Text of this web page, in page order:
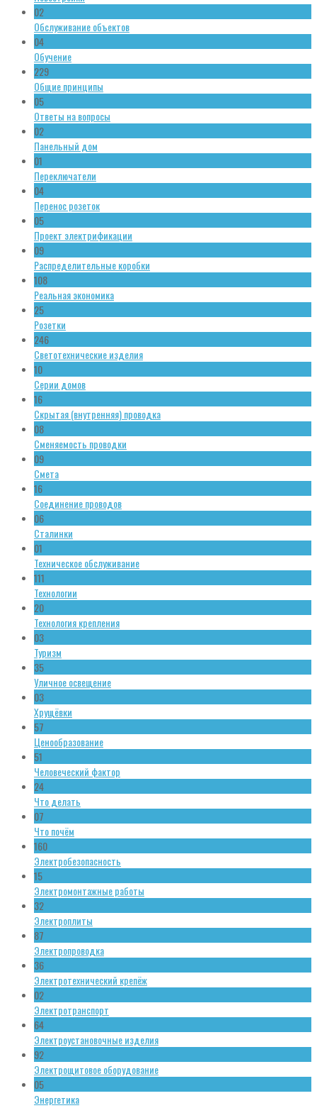
02
Обслуживание объектов
04
Обучение
229
Общие принципы
05
Ответы на вопросы
02
Панельный дом
01
Переключатели
04
Перенос розеток
05
Проект электрификации
09
Распределительные коробки
108
Реальная экономика
25
Розетки
246
Светотехнические изделия
10
Серии домов
16
Скрытая (внутренняя) проводка
08
Сменяемость проводки
09
Смета
16
Соединение проводов
06
Сталинки
01
Техническое обслуживание
111
Технологии
20
Технология крепления
03
Туризм
35
Уличное освещение
03
Хрущёвки
57
Ценообразование
51
Человеческий фактор
24
Что делать
07
Что почём
160
Электробезопасность
15
Электромонтажные работы
32
Электроплиты
87
Электропроводка
36
Электротехнический крепёж
02
Электротранспорт
64
Электроустановочные изделия
92
Электрощитовое оборудование
05
Энергетика